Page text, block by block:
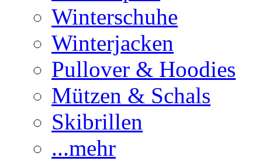
Winterschuhe
Winterjacken
Pullover & Hoodies
Mützen & Schals
Skibrillen
...mehr